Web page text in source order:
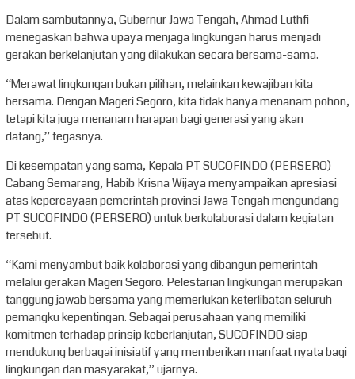
Dalam sambutannya, Gubernur Jawa Tengah, Ahmad Luthfi
menegaskan bahwa upaya menjaga lingkungan harus menjadi
gerakan berkelanjutan yang dilakukan secara bersama-sama.
“Merawat lingkungan bukan pilihan, melainkan kewajiban kita
bersama. Dengan Mageri Segoro, kita tidak hanya menanam pohon,
tetapi kita juga menanam harapan bagi generasi yang akan
datang,” tegasnya.
Di kesempatan yang sama, Kepala PT SUCOFINDO (PERSERO)
Cabang Semarang, Habib Krisna Wijaya menyampaikan apresiasi
atas kepercayaan pemerintah provinsi Jawa Tengah mengundang
PT SUCOFINDO (PERSERO) untuk berkolaborasi dalam kegiatan
tersebut.
“Kami menyambut baik kolaborasi yang dibangun pemerintah
melalui gerakan Mageri Segoro. Pelestarian lingkungan merupakan
tanggung jawab bersama yang memerlukan keterlibatan seluruh
pemangku kepentingan. Sebagai perusahaan yang memiliki
komitmen terhadap prinsip keberlanjutan, SUCOFINDO siap
mendukung berbagai inisiatif yang memberikan manfaat nyata bagi
lingkungan dan masyarakat,” ujarnya.